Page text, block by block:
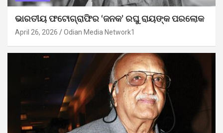
ଭାରତୀୟ ଫଟୋଗ୍ରାଫିର ‘ଜନକ’ ରଘୁ ରାୟଙ୍କ ପରଲୋକ
April 26, 2026 Odian Media Network1